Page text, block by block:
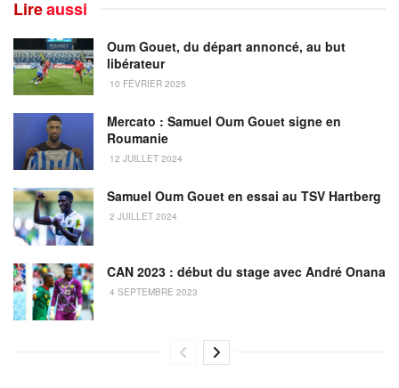
Lireaussi
Oum Gouet, du départ annoncé, au but
libérateur
10 FÉVRIER 2025
Mercato : Samuel Oum Gouet signe en
Roumanie
12 JUILLET 2024
Samuel Oum Gouet en essai au TSV Hartberg
2 JUILLET 2024
CAN 2023 : début du stage avec André Onana
4 SEPTEMBRE 2023